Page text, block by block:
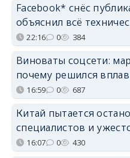
Facebook* снёс
объяснил всё
22:16 0 384
Виноваты соцсети:
почему решился
16:59 0 687
Китай пытается
специалистов и
16:07 0 430